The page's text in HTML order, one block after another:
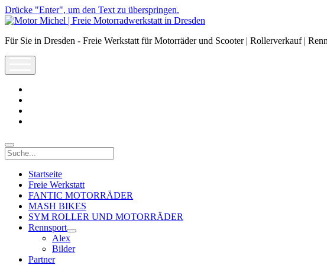
Drücke "Enter", um den Text zu überspringen.
Motor
|
in
Für Sie in Dresden - Freie Werkstatt für Motorräder und Scooter | Rollerverkauf |
Suche
Startseite
Freie Werkstatt
FANTIC MOTORRÄDER
MASH BIKES
SYM ROLLER UND MOTORRÄDER
Rennsport
open
menu
Alex
Bilder
Partner